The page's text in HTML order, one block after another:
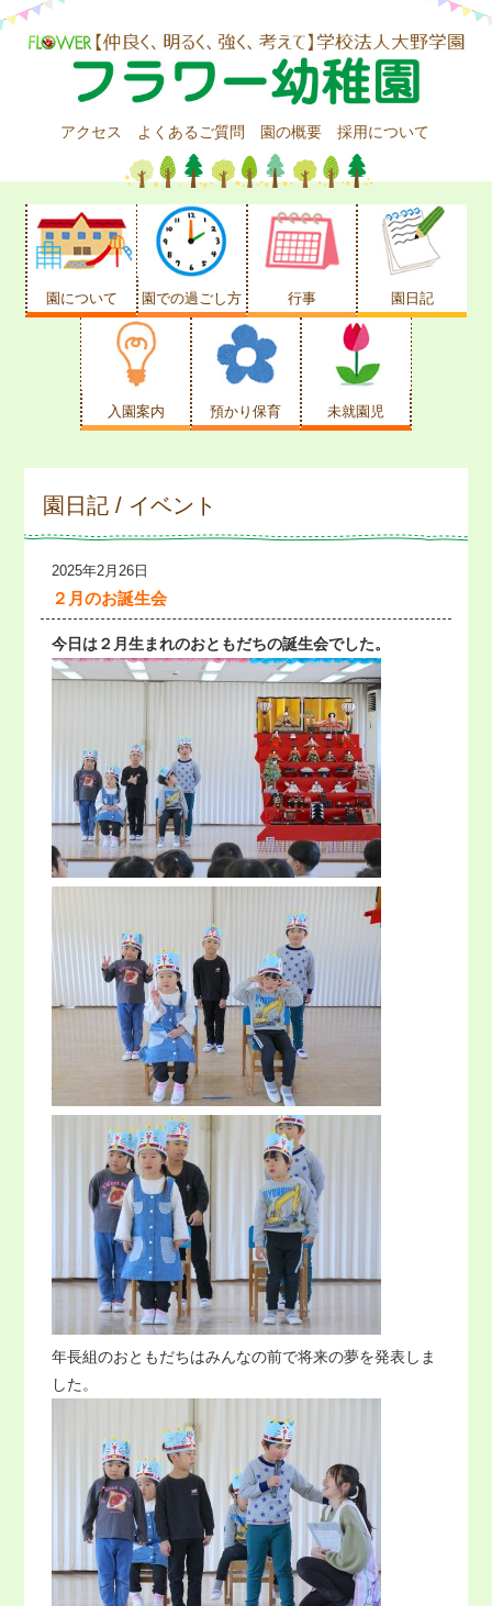
アクセス よくあるご質問 園の概要 採用について
園について 園での過ごし方 行事 園日記
入園案内 預かり保育 未就園児
園日記 / イベント
2025年2月26日
２月のお誕生会
今日は２月生まれのおともだちの誕生会でした。
年長組のおともだちはみんなの前で将来の夢を発表しま
した。